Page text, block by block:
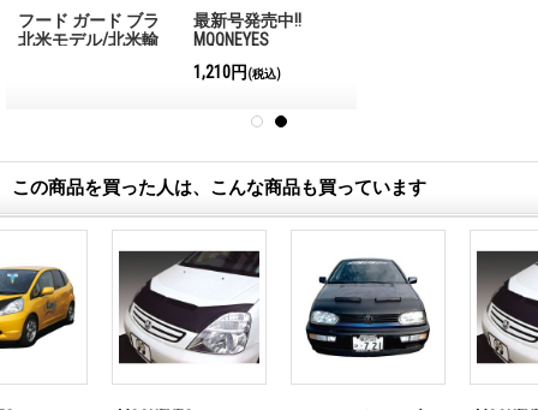
フード ガード ブラ
北米モデル/北米輸
最新号発売中!!
MQQNEYES
International
Magazine No.28 2026
1,210円 (税込)
この商品を買った人は、こんな商品も買っています